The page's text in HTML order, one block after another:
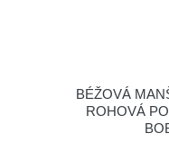
BÉŽOVÁ
ROHOVÁ